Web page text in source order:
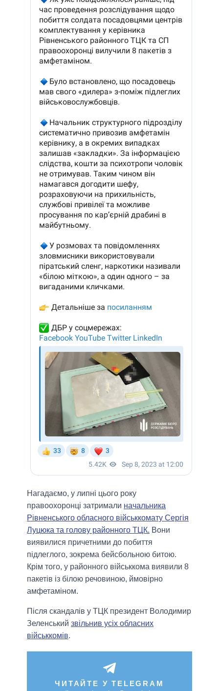
Нагадаємо, у липні цього року
правоохоронці затримали начальника
Рівненського обласного військкомату Сергія
Луцюка та голову районного ТЦК. Вони
виявилися причетними до побиття
підлеглого, зокрема бейсбольною битою.
Крім того, у районного військкома виявили 8
пакетів із білою речовиною, ймовірно
амфетаміном.
Після скандалів у ТЦК президент Володимир
Зеленський звільнив усіх обласних
військкомів.
ЧИТАЙТЕ У TELEGRAM